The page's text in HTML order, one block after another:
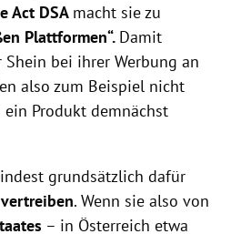
Act DSA macht sie zu
Plattformen“. Damit
Shein bei ihrer Werbung an
also zum Beispiel nicht
Produkt demnächst
grundsätzlich dafür
. Wenn sie also von
– in Österreich etwa